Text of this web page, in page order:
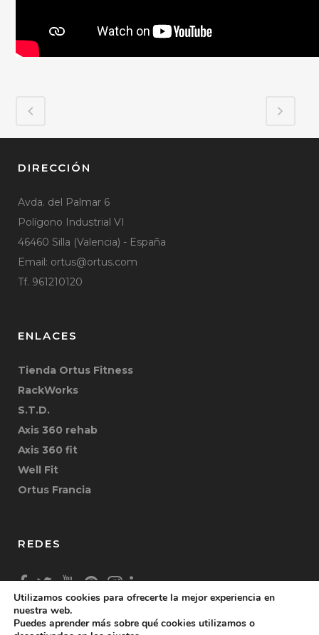
DIRECCIÓN
Avda. del Palmar 6
Polígono Industrial VI
46460 Silla (Valencia) - España
Email: ortus@ortus.com
Tf. 961210120
ENLACES
Tienda Ortus Fitness
RackWorks
S.T.D.
Axis 360 rehab
Axis 360 fit
Well Fit
Ortus Francia
REDES
Utilizamos cookies para ofrecerte la mejor experiencia en
nuestra web.
Puedes aprender más sobre qué cookies utilizamos o